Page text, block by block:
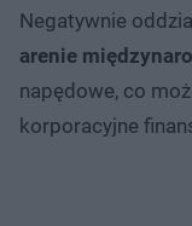
Negatywnie
arenie
napędowe, co
korporacyjne